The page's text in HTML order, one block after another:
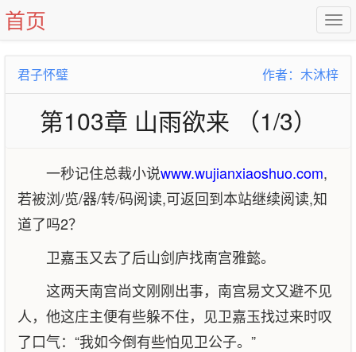
首页
君子怀璧 作者：木沐梓
第103章 山雨欲来 （1/3）
一秒记住总裁小说www.wujianxiaoshuo.com,
若被浏/览/器/转/码阅读,可返回到本站继续阅读,知
道了吗2？
卫嘉玉又去了后山剑庐找南宫雅懿。
这两天南宫尚文刚刚出事，南宫易文又避不见
人，他这庄主便有些躲不住，见卫嘉玉找过来时叹
了口气：“我如今倒有些怕见卫公子。”